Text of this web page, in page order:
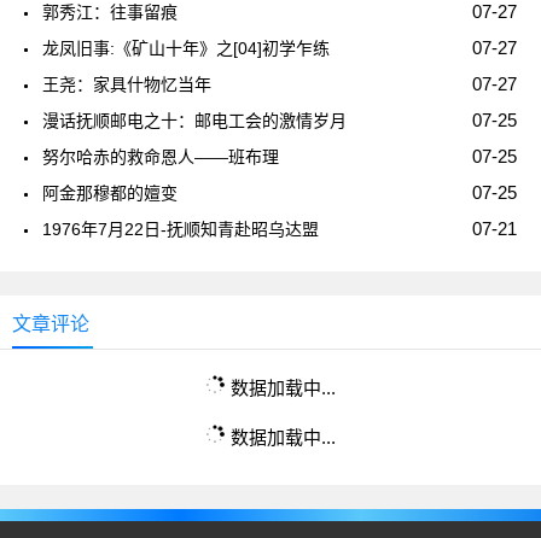
07-27
郭秀江：往事留痕
07-27
龙凤旧事:《矿山十年》之[04]初学乍练
07-27
王尧：家具什物忆当年
07-25
漫话抚顺邮电之十：邮电工会的激情岁月
07-25
努尔哈赤的救命恩人——班布理
07-25
阿金那穆都的嬗变
07-21
1976年7月22日-抚顺知青赴昭乌达盟
文章评论
数据加载中...
数据加载中...